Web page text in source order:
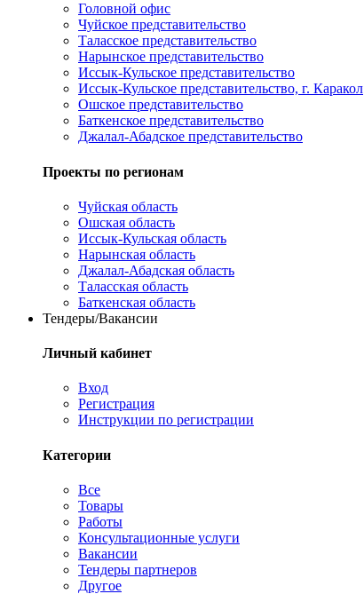
Головной офис
Чуйское представительство
Таласское представительство
Нарынское представительство
Иссык-Кульское представительство
Иссык-Кульское представительство, г. Каракол
Ошское представительство
Баткенское представительство
Джалал-Абадское представительство
Проекты по регионам
Чуйская область
Ошская область
Иссык-Кульская область
Нарынская область
Джалал-Абадская область
Таласская область
Баткенская область
Тендеры/Вакансии
Личный кабинет
Вход
Регистрация
Инструкции по регистрации
Категории
Все
Товары
Работы
Консультационные услуги
Вакансии
Тендеры партнеров
Другое